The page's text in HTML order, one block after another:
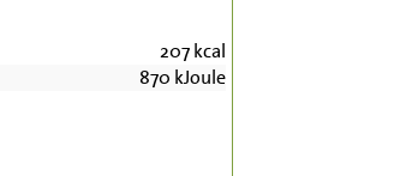
207kcal
870 kJoule